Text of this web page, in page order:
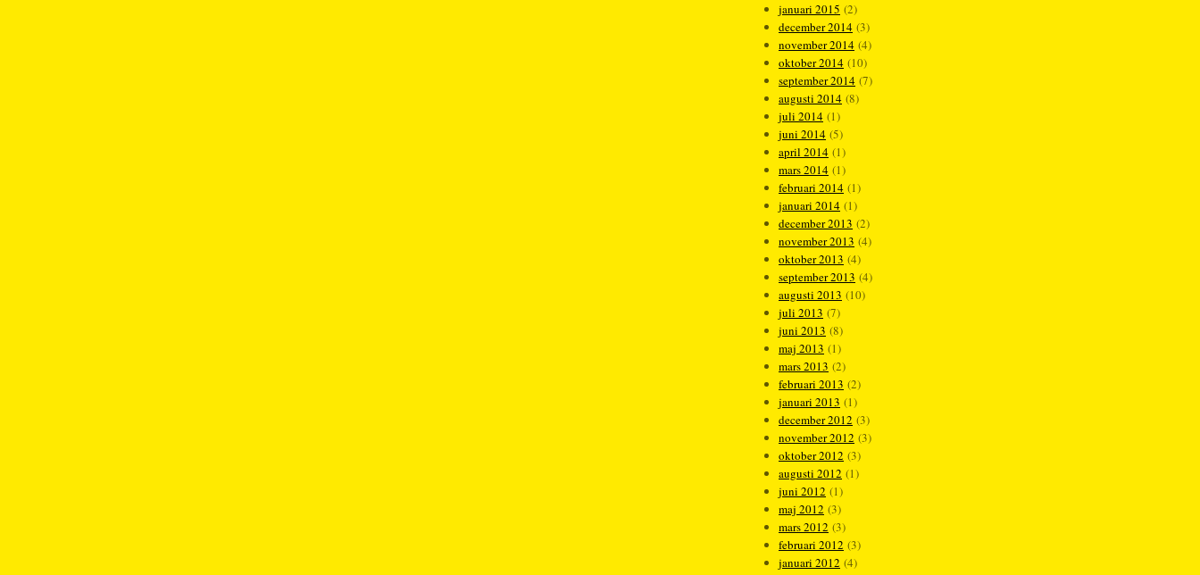
januari 2015 (2)
december 2014 (3)
november 2014 (4)
oktober 2014 (10)
september 2014 (7)
augusti 2014 (8)
juli 2014 (1)
juni 2014 (5)
april 2014 (1)
mars 2014 (1)
februari 2014 (1)
januari 2014 (1)
december 2013 (2)
november 2013 (4)
oktober 2013 (4)
september 2013 (4)
augusti 2013 (10)
juli 2013 (7)
juni 2013 (8)
maj 2013 (1)
mars 2013 (2)
februari 2013 (2)
januari 2013 (1)
december 2012 (3)
november 2012 (3)
oktober 2012 (3)
augusti 2012 (1)
juni 2012 (1)
maj 2012 (3)
mars 2012 (3)
februari 2012 (3)
januari 2012 (4)